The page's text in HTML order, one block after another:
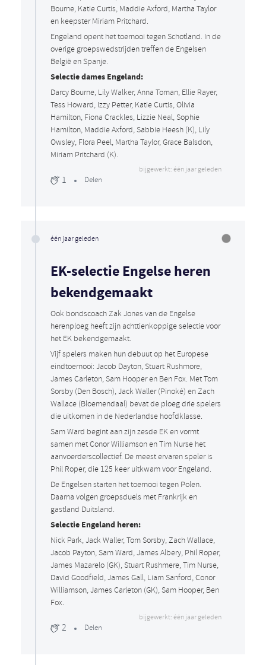
Bourne, Katie Curtis, Maddie Axford, Martha Taylor
en keepster Miriam Pritchard.
Engeland opent het toernooi tegen Schotland. In de
overige groepswedstrijden treffen de Engelsen
België en Spanje.
Selectie dames Engeland:
Darcy Bourne, Lily Walker, Anna Toman, Ellie Rayer,
Tess Howard, Izzy Petter, Katie Curtis, Olivia
Hamilton, Fiona Crackles, Lizzie Neal, Sophie
Hamilton, Maddie Axford, Sabbie Heesh (K), Lily
Owsley, Flora Peel, Martha Taylor, Grace Balsdon,
Miriam Pritchard (K).
bijgewerkt: één jaar geleden
1 Delen
één jaar geleden
EK-selectie Engelse heren
bekendgemaakt
Ook bondscoach Zak Jones van de Engelse
herenploeg heeft zijn achttienkoppige selectie voor
het EK bekendgemaakt.
Vijf spelers maken hun debuut op het Europese
eindtoernooi: Jacob Dayton, Stuart Rushmore,
James Carleton, Sam Hooper en Ben Fox. Met Tom
Sorsby (Den Bosch), Jack Waller (Pinoké) en Zach
Wallace (Bloemendaal) bevat de ploeg drie spelers
die uitkomen in de Nederlandse hoofdklasse.
Sam Ward begint aan zijn zesde EK en vormt
samen met Conor Williamson en Tim Nurse het
aanvoerderscollectief. De meest ervaren speler is
Phil Roper, die 125 keer uitkwam voor Engeland.
De Engelsen starten het toernooi tegen Polen.
Daarna volgen groepsduels met Frankrijk en
gastland Duitsland.
Selectie Engeland heren:
Nick Park, Jack Waller, Tom Sorsby, Zach Wallace,
Jacob Payton, Sam Ward, James Albery, Phil Roper,
James Mazarelo (GK), Stuart Rushmere, Tim Nurse,
David Goodfield, James Gall, Liam Sanford, Conor
Williamson, James Carleton (GK), Sam Hooper, Ben
Fox.
bijgewerkt: één jaar geleden
2 Delen